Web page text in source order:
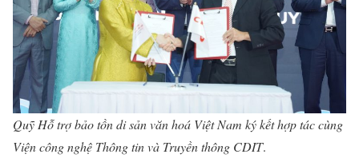
Quỹ Hỗ trợ bảo tồn di sản văn hoá Việt Nam ký kết hợp tác cùng
Viện công nghệ Thông tin và Truyền thông CDIT.